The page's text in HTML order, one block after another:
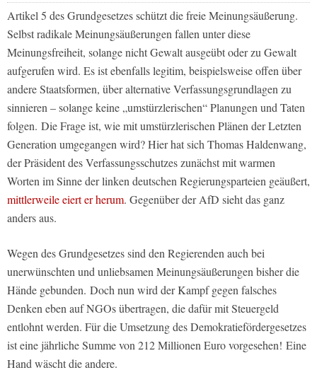
Artikel 5 des Grundgesetzes schützt die freie Meinungsäußerung.
Selbst radikale Meinungsäußerungen fallen unter diese
Meinungsfreiheit, solange nicht Gewalt ausgeübt oder zu Gewalt
aufgerufen wird. Es ist ebenfalls legitim, beispielsweise offen über
andere Staatsformen, über alternative Verfassungsgrundlagen zu
sinnieren – solange keine „umstürzlerischen“ Planungen und Taten
folgen. Die Frage ist, wie mit umstürzlerischen Plänen der Letzten
Generation umgegangen wird? Hier hat sich Thomas Haldenwang,
der Präsident des Verfassungsschutzes zunächst mit warmen
Worten im Sinne der linken deutschen Regierungsparteien geäußert,
mittlerweile eiert er herum. Gegenüber der AfD sieht das ganz
anders aus.
Wegen des Grundgesetzes sind den Regierenden auch bei
unerwünschten und unliebsamen Meinungsäußerungen bisher die
Hände gebunden. Doch nun wird der Kampf gegen falsches
Denken eben auf NGOs übertragen, die dafür mit Steuergeld
entlohnt werden. Für die Umsetzung des Demokratiefördergesetzes
ist eine jährliche Summe von 212 Millionen Euro vorgesehen! Eine
Hand wäscht die andere.